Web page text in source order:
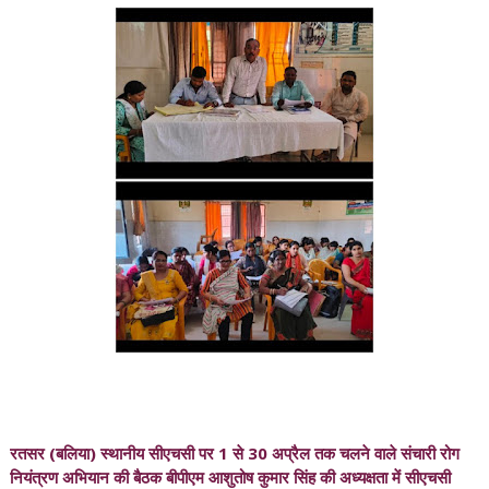
रतसर (बलिया) स्थानीय सीएचसी पर 1 से 30 अप्रैल तक चलने वाले संचारी रोग
नियंत्रण अभियान की बैठक बीपीएम आशुतोष कुमार सिंह की अध्यक्षता में सीएचसी